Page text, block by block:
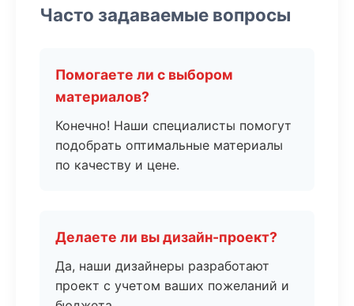
Часто задаваемые вопросы
Помогаете ли с выбором
материалов?
Конечно! Наши специалисты помогут
подобрать оптимальные материалы
по качеству и цене.
Делаете ли вы дизайн-проект?
Да, наши дизайнеры разработают
проект с учетом ваших пожеланий и